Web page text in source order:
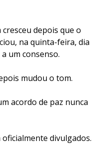
depois que o
na quinta-feira, dia
um consenso.
mudou o tom.
acordo de paz nunca
divulgados.